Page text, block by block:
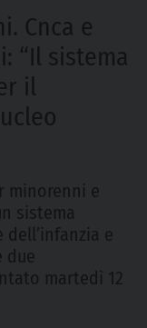
Cnca e
“Il sistema
il
minorenni e
sistema
e
due
martedì 12